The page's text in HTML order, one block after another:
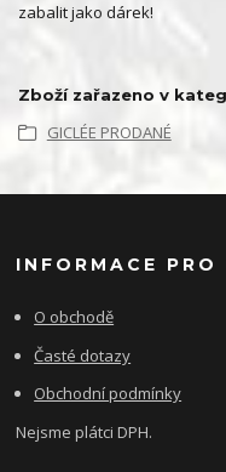
zabalit jako dárek!
Zboží zařazeno v
GICLÉE PRODANÉ
INFORMACE PRO
O obchodě
Časté dotazy
Obchodní podmínky
Nejsme plátci DPH.